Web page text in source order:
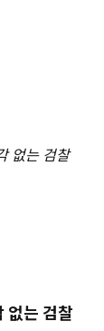
없는 검찰